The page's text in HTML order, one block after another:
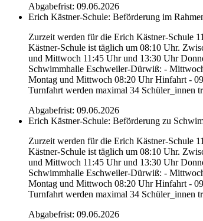
Abgabefrist: 09.06.2026
Erich Kästner-Schule: Beförderung im
Zurzeit werden für die Erich Kästner-Schule
Kästner-Schule ist täglich um 08:10 Uhr.
und Mittwoch 11:45 Uhr und 13:30 Uhr
Schwimmhalle Eschweiler-Dürwiß: -
Montag und Mittwoch 08:20 Uhr Hinfahrt -
Turnfahrt werden maximal 34 Schüler_innen
Abgabefrist: 09.06.2026
Erich Kästner-Schule: Beförderung zu
Zurzeit werden für die Erich Kästner-Schule
Kästner-Schule ist täglich um 08:10 Uhr.
und Mittwoch 11:45 Uhr und 13:30 Uhr
Schwimmhalle Eschweiler-Dürwiß: -
Montag und Mittwoch 08:20 Uhr Hinfahrt -
Turnfahrt werden maximal 34 Schüler_innen
Abgabefrist: 09.06.2026